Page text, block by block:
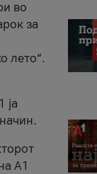
во
за
лето“.
ја
A1